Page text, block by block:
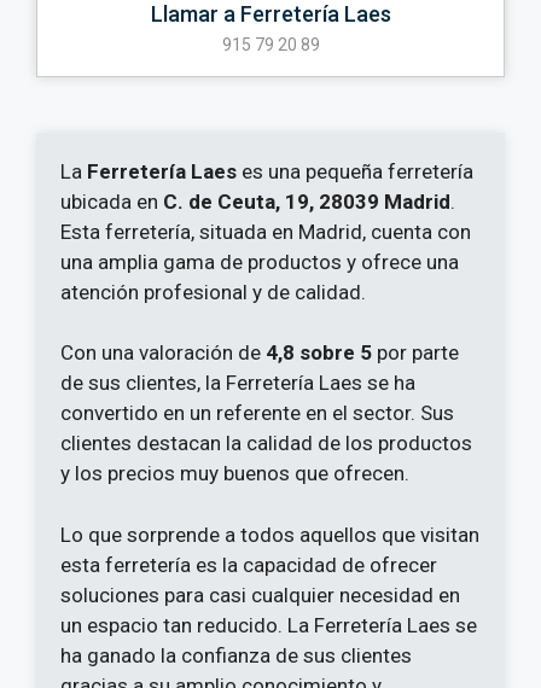
Llamar a Ferretería Laes
915 79 20 89
La Ferretería Laes es una pequeña ferretería
ubicada en C. de Ceuta, 19, 28039 Madrid.
Esta ferretería, situada en Madrid, cuenta con
una amplia gama de productos y ofrece una
atención profesional y de calidad.
Con una valoración de 4,8 sobre 5 por parte
de sus clientes, la Ferretería Laes se ha
convertido en un referente en el sector. Sus
clientes destacan la calidad de los productos
y los precios muy buenos que ofrecen.
Lo que sorprende a todos aquellos que visitan
esta ferretería es la capacidad de ofrecer
soluciones para casi cualquier necesidad en
un espacio tan reducido. La Ferretería Laes se
ha ganado la confianza de sus clientes